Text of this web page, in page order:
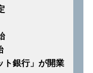
ト銀行」が開業